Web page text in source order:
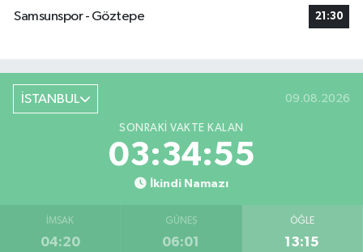
Samsunspor - Göztepe
21:30
İSTANBUL 09.08.2026
SONRAKI VAKTE KALAN
03:34:54
İkindi Namazı
İMSAK
04:20
GÜNEŞ
06:01
ÖĞLE
13:15